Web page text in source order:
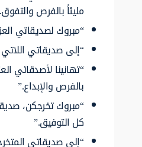
مليئاً بالفرص
“مبروك لصديقاتي
“إلى صديقاتي
“تهانينا لأصدقائي
بالفرص والإبداع.”
“مبروك تخرجكن،
كل التوفيق.”
“إلى صديقاتي